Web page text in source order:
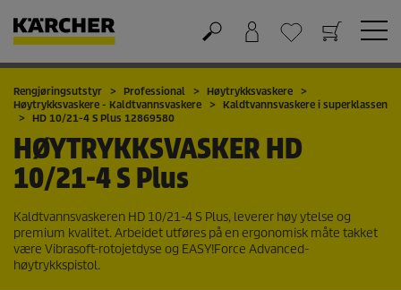
Handlekurv
Ønskeliste
Rengjøringsutstyr Professional
Høytrykksvaskere
Høytrykksvaskere - Kaldtvannsvaskere
Kaldtvannsvaskere i superklassen
HD 10/21-4 S Plus 12869580
HØYTRYKKSVASKER HD
10/21-4 S Plus
Kaldtvannsvaskeren HD 10/21-4 S Plus, leverer høy ytelse og
premium kvalitet. Arbeidet utføres på en ergonomisk måte takket
være Vibrasoft-rotojetdyse og EASY!Force Advanced-
høytrykkspistol.